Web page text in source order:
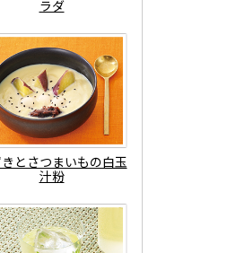
ラダ
とさつまいもの白玉
汁粉